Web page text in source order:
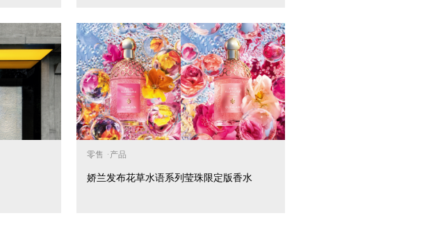
零售 ·产品
娇兰发布花草水语系列莹珠限定版香水